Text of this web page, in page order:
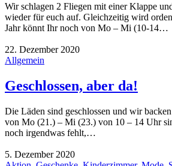
Wir schlagen 2 Fliegen mit einer Klappe
wieder für euch auf. Gleichzeitig wird
Jahr könnt Ihr noch von Mo – Mi (10-14…
22. Dezember 2020
Allgemein
Geschlossen, aber da!
Die Läden sind geschlossen und wir
von Mo (21.) – Mi (23.) von 10 – 14 Uhr
noch irgendwas fehlt,…
5. Dezember 2020